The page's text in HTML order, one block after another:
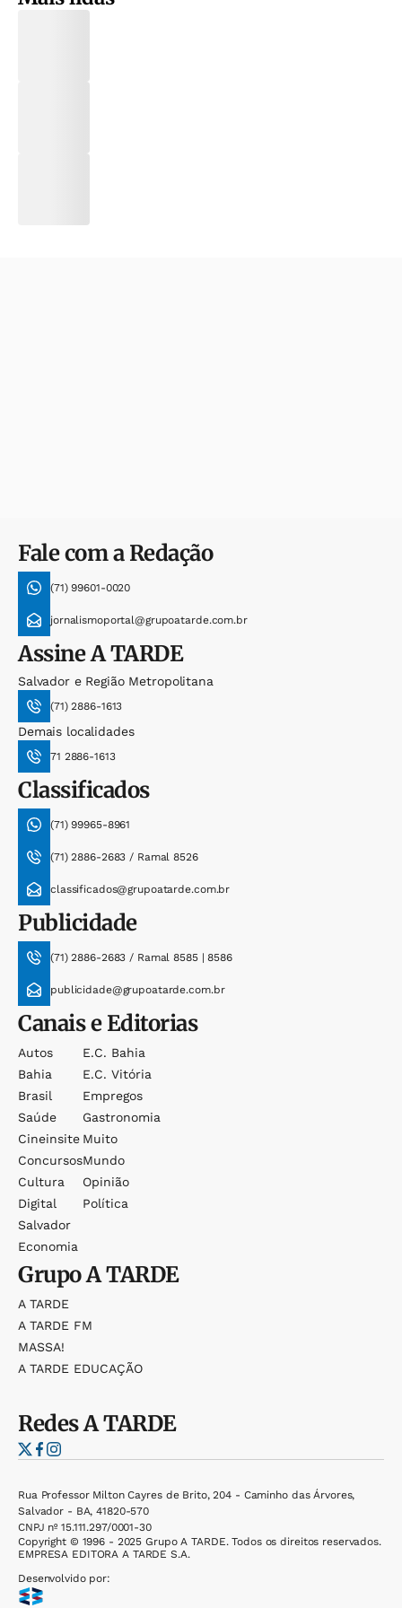
Fale com a Redação
(71) 99601-0020
jornalismoportal@grupoatarde.com.br
AssineA TARDE
Salvador e Região Metropolitana
(71) 2886-1613
Demais localidades
71 2886-1613
Classificados
(71) 99965-8961
(71) 2886-2683 / Ramal 8526
classificados@grupoatarde.com.br
Publicidade
(71) 2886-2683 / Ramal 8585 | 8586
publicidade@grupoatarde.com.br
Canais e Editorias
Autos
Bahia
Brasil
Saúde
Cineinsite
Concursos
Cultura
Digital
Salvador
Economia
E.c. Bahia
E.c. Vitória
Empregos
Gastronomia
Muito
Mundo
Opinião
Política
GrupoA TARDE
A TARDE
A TARDE FM
MASSA!
A TARDE EDUCAÇÃO
RedesA TARDE
Rua Professor Milton Cayres de Brito, 204 - Caminho das Árvores,
Salvador - BA, 41820-570
CNPJ nº 15.111.297/0001-30
Copyright © 1996 - 2025 Grupo A TARDE. Todos os direitos reservados.
EMPRESA EDITORA A TARDE S.A.
Desenvolvido por: